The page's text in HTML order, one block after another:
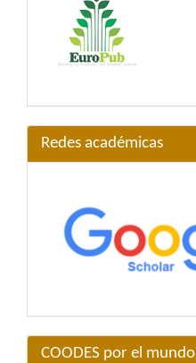
Redes académicas
COODES por el mundo